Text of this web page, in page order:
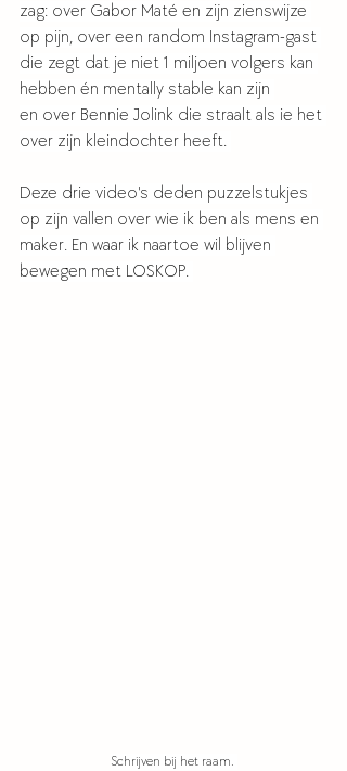
zag: over Gabor Maté en zijn zienswijze
op pijn, over een random Instagram-gast
die zegt dat je niet 1 miljoen volgers kan
hebben én mentally stable kan zijn
en over Bennie Jolink die straalt als ie het
over zijn kleindochter heeft.
Deze drie video's deden puzzelstukjes
op zijn vallen over wie ik ben als mens en
maker. En waar ik naartoe wil blijven
bewegen met LOSKOP.
Schrijven bij het raam.